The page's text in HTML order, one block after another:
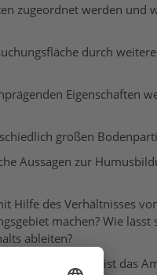
zugeordnet werden und
durch
Eigenschaften
großen
Aussagen zur
Hilfe des Verhältnisses
machen? Wie lässt
ableiten?
finden? Wovon ist das